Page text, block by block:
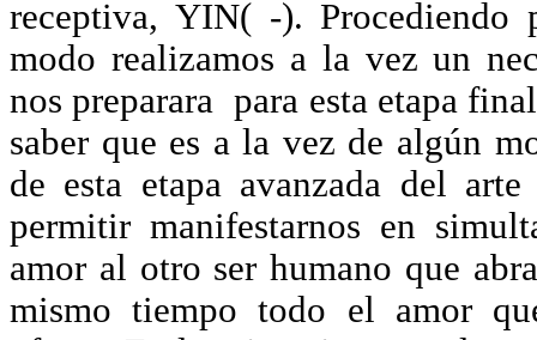
receptiva, YIN( -). Procediendo
modo realizamos a la vez un
nos preparara para esta etapa
saber que es a la vez de algún
de esta etapa avanzada del
permitir manifestarnos en
amor al otro ser humano que
mismo tiempo todo el amor